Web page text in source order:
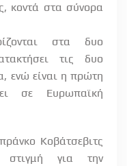
κοντά στα σύνορα
στα δυο
τις δυο
ενώ είναι η πρώτη
σε Ευρωπαϊκή
Κοβάτσεβιτς
στιγμή για την